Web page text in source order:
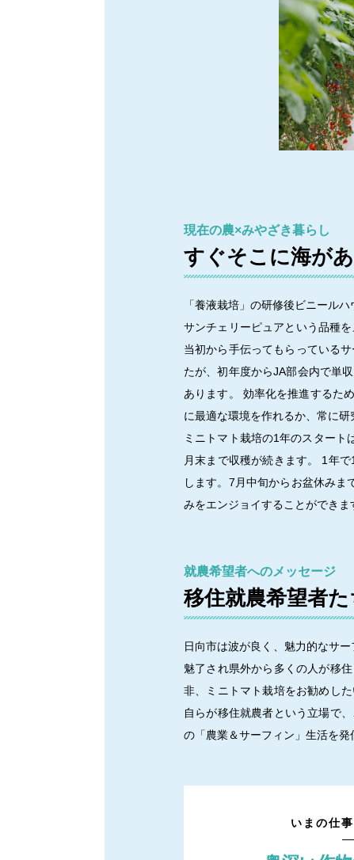
現在の農×みやざき暮らし
すぐそこに海が
「養液栽培」の研修後ビニール
サンチェリーピュアという品種
当初から手伝ってもらっている
たが、初年度からJA部会内で単
あります。 効率化を推進するた
に最適な環境を作れるか、常に
ミニトマト栽培の1年のスター
月末まで収穫が続きます。 1年
します。7月中旬からお盆休み
みをエンジョイすることができま
就農希望者へのメッセージ
移住就農希望者
日向市は波が良く、魅力的なサ
魅了され県外から多くの人が移
非、ミニトマト栽培をお勧めし
自らが移住就農者という立場で
の「農業＆サーフィン」生活を発
いまの仕